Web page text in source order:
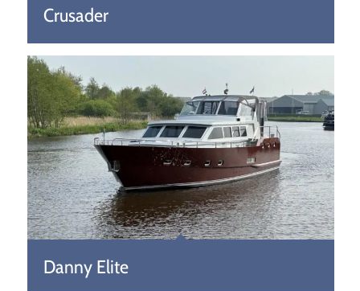
Crusader
Danny Elite